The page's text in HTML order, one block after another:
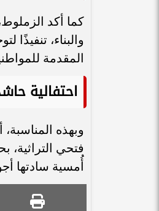
كما أكد
والبناء،
المقدمة
احتفالية
وبهذه
فتحي
أُمسية سادتها